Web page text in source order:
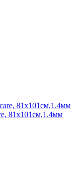
81х101см,1.4мм